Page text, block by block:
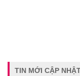
TIN MỚI CẬP